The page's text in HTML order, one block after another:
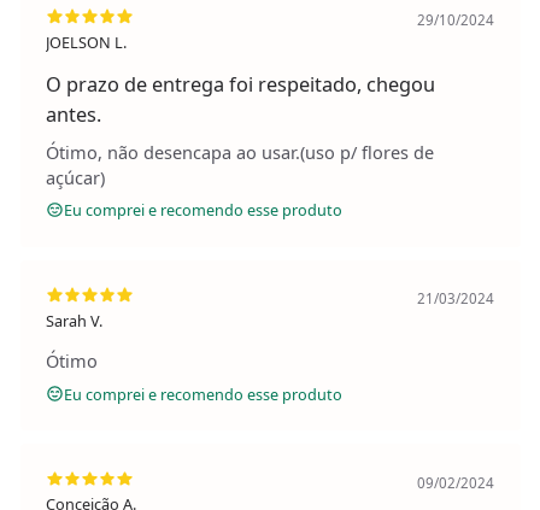
JOELSON L.
29/10/2024
O prazo de entrega foi respeitado, chegou
antes.
Ótimo, não desencapa ao usar.(uso p/ flores de
açúcar)
Eu comprei e recomendo esse produto
Sarah V.
21/03/2024
Ótimo
Eu comprei e recomendo esse produto
Conceição A.
09/02/2024